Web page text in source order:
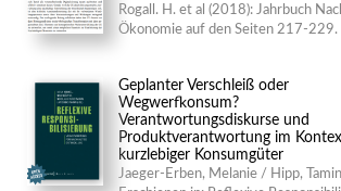
Rogall. H. et al (2018): Jahrbuch
Ökonomie auf den Seiten 217-229.
Geplanter Verschleiß oder
Wegwerfkonsum?
Verantwortungsdiskurse und
Produktverantwortung im
kurzlebiger Konsumgüter
Jaeger-Erben, Melanie / Hipp,